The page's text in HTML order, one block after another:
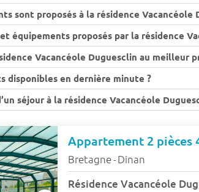
sont proposés à la résidence Vacancéole
équipements proposés par la résidence
Vacancéole Duguesclin au meilleur
disponibles en dernière minute ?
séjour à la résidence Vacancéole
Appartement 2 pièces
Bretagne- Dinan
Résidence Vacancéole